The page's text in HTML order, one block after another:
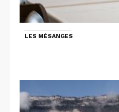
LES MÉSANGES